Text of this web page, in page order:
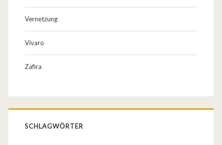
Vernetzung
Vivaro
Zafira
SCHLAGWÖRTER